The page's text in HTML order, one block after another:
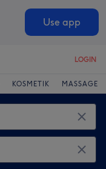
Use app
LOGIN
KOSMETIK MASSAGE